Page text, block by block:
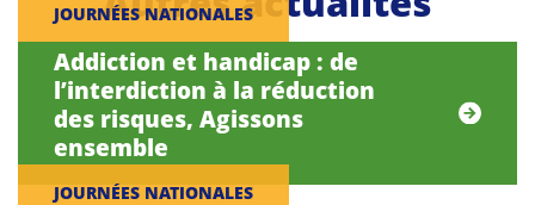
JOURNÉES NATIONALES
Addiction et handicap : de
l’interdiction à la réduction
des risques, Agissons
ensemble
JOURNÉES NATIONALES